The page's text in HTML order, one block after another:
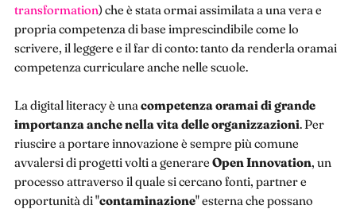
transformation) che è stata ormai assimilata a una vera e
propria competenza di base imprescindibile come lo
scrivere, il leggere e il far di conto: tanto da renderla oramai
competenza curriculare anche nelle scuole.
La digital literacy è una competenza oramai di grande
importanza anche nella vita delle organizzazioni. Per
riuscire a portare innovazione è sempre più comune
avvalersi di progetti volti a generare Open Innovation, un
processo attraverso il quale si cercano fonti, partner e
opportunità di "contaminazione" esterna che possano